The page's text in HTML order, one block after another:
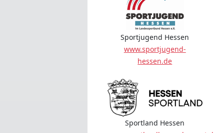
Sportjugend Hessen
www.sportjugend-
hessen.de
Sportland Hessen